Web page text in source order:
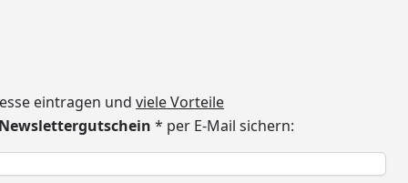
eintragen und viele Vorteile
* per E-Mail sichern: